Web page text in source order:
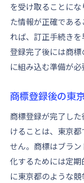
を受け取ることに
た情報が正確であ
れば、訂正手続きを
登録完了後には商
に組み込む準備が必
商標登録後の東
商標登録が完了し
けることは、東京
せん。商標はブラ
化するためには定
に東京都のような